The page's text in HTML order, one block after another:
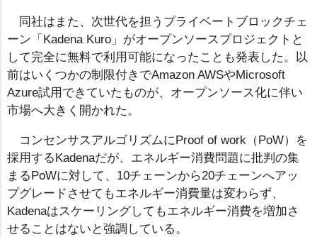
同社はまた、次世代を担うプライベートブロックチェ
ーン「Kadena Kuro」がオープンソースプロジェクトと
して完全に無料で利用可能になったことも発表した。以
前はいくつかの制限付きでAmazon AWSやMicrosoft
Azure試用できていたものが、オープンソース化に伴い
市場へ大きく開かれた。
コンセンサスアルゴリズムにProof of work（PoW）を
採用するKadenaだが、エネルギー消費問題に批判の集
まるPoWに対して、10チェーンから20チェーンへアッ
プグレードさせてもエネルギー消費量は変わらず、
Kadenaはスケーリングしてもエネルギー消費を増加さ
せることはないと強調している。